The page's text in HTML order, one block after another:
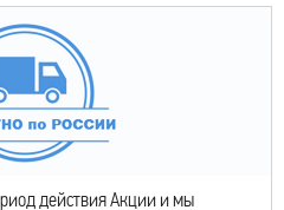
действия Акции и мы